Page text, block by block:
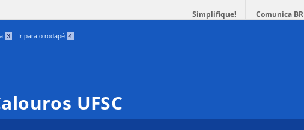
Simplifique! Comunica BR
3 Ir para o rodapé 4
UFSC